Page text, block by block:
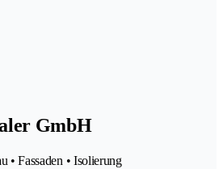
GmbH
• Fassaden • Isolierung